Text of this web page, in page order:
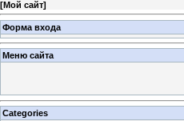
[Мой сайт]
Форма входа
Меню сайта
Categories